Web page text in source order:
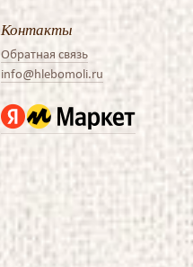
Контакты
Обратная связь
info@hlebomoli.ru